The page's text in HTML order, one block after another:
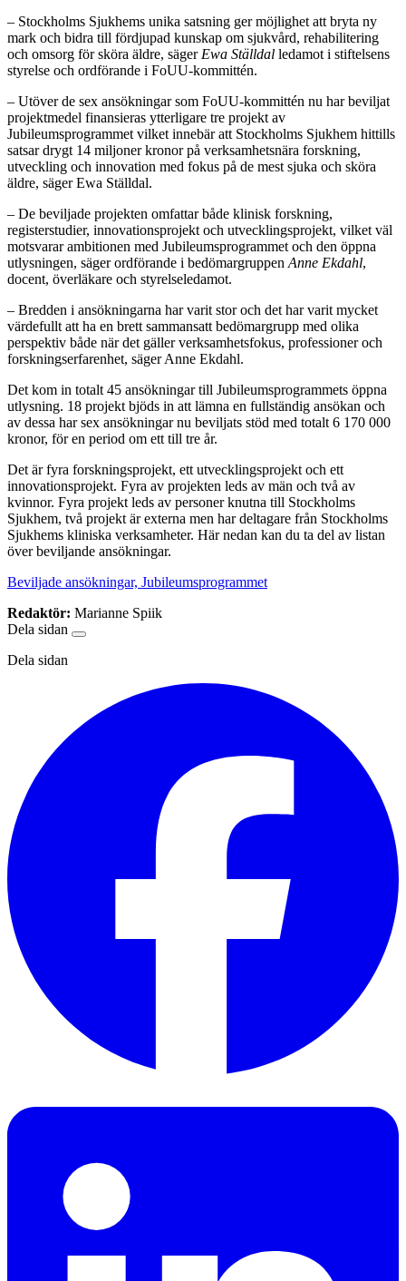
– Stockholms Sjukhems unika satsning ger möjlighet att bryta ny
mark och bidra till fördjupad kunskap om sjukvård, rehabilitering
och omsorg för sköra äldre, säger Ewa Ställdal ledamot i stiftelsens
styrelse och ordförande i FoUU-kommittén.
– Utöver de sex ansökningar som FoUU-kommittén nu har beviljat
projektmedel finansieras ytterligare tre projekt av
Jubileumsprogrammet vilket innebär att Stockholms Sjukhem hittills
satsar drygt 14 miljoner kronor på verksamhetsnära forskning,
utveckling och innovation med fokus på de mest sjuka och sköra
äldre, säger Ewa Ställdal.
– De beviljade projekten omfattar både klinisk forskning,
registerstudier, innovationsprojekt och utvecklingsprojekt, vilket väl
motsvarar ambitionen med Jubileumsprogrammet och den öppna
utlysningen, säger ordförande i bedömargruppen Anne Ekdahl,
docent, överläkare och styrelseledamot.
– Bredden i ansökningarna har varit stor och det har varit mycket
värdefullt att ha en brett sammansatt bedömargrupp med olika
perspektiv både när det gäller verksamhetsfokus, professioner och
forskningserfarenhet, säger Anne Ekdahl.
Det kom in totalt 45 ansökningar till Jubileumsprogrammets öppna
utlysning. 18 projekt bjöds in att lämna en fullständig ansökan och
av dessa har sex ansökningar nu beviljats stöd med totalt 6 170 000
kronor, för en period om ett till tre år.
Det är fyra forskningsprojekt, ett utvecklingsprojekt och ett
innovationsprojekt. Fyra av projekten leds av män och två av
kvinnor. Fyra projekt leds av personer knutna till Stockholms
Sjukhem, två projekt är externa men har deltagare från Stockholms
Sjukhems kliniska verksamheter. Här nedan kan du ta del av listan
över beviljande ansökningar.
Beviljade ansökningar, Jubileumsprogrammet
Redaktör: Marianne Spiik
Dela sidan
Dela sidan